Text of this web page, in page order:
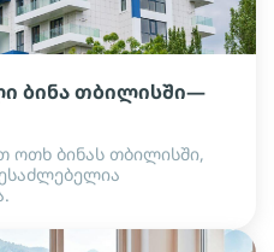
ბინა თბილისში—
ოთხ ბინას თბილისში,